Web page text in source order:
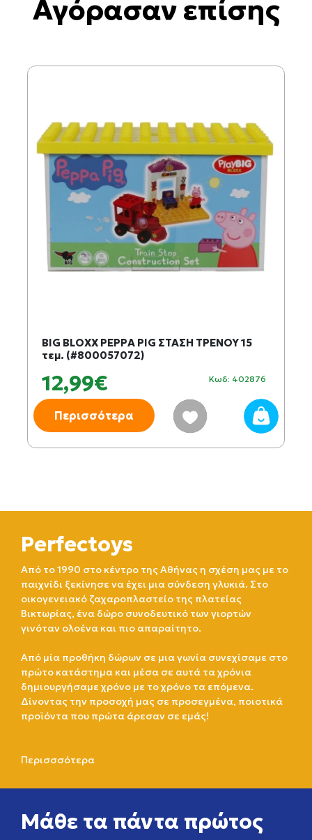
Αγόρασαν επίσης
BIG BLOXX PEPPA PIG ΣΤΑΣΗ ΤΡΕΝΟΥ 15
τεμ. (#800057072)
12,99€ Κωδ: 402876
Περισσότερα
Perfectoys
Από το 1990 στο κέντρο της Αθήνας η σχέση μας με το
παιχνίδι ξεκίνησε να έχει μια σύνδεση γλυκιά. Στο
οικογενειακό ζαχαροπλαστείο της πλατείας
Βικτωρίας, ένα δώρο συνοδευτικό των γιορτών
γινόταν ολοένα και πιο απαραίτητο.
Από μία προθήκη δώρων σε μια γωνία συνεχίσαμε στο
πρώτο κατάστημα και μέσα σε αυτά τα χρόνια
δημιουργήσαμε χρόνο με το χρόνο τα επόμενα.
Δίνοντας την προσοχή μας σε προσεγμένα, ποιοτικά
προϊόντα που πρώτα άρεσαν σε εμάς!
Περισσσότερα
Μάθε τα πάντα πρώτος